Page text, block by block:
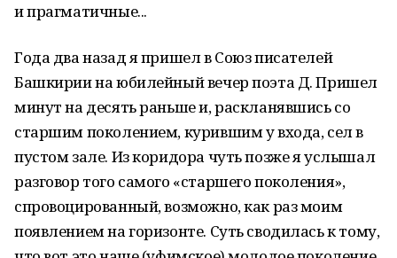
и прагматичные...
Года два назад я пришел в Союз писателей
Башкирии на юбилейный вечер поэта Д. Пришел
минут на десять раньше и, раскланявшись со
старшим поколением, курившим у входа, сел в
пустом зале. Из коридора чуть позже я услышал
разговор того самого «старшего поколения»,
спровоцированный, возможно, как раз моим
появлением на горизонте. Суть сводилась к тому,